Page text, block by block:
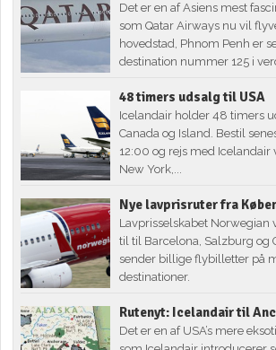
Det er en af Asiens mest
som Qatar Airways nu vil
hovedstad, Phnom Penh er
destination nummer 125 i
48 timers udsalg til USA
Icelandair holder 48 timers
Canada og Island. Bestil
12:00 og rejs med Icelandair
New York,...
Nye lavprisruter fra
Lavprisselskabet Norwegian
til til Barcelona, Salzburg og
sender billige flybilletter på
destinationer.
Rutenyt: Icelandair til
Det er en af USA’s mere